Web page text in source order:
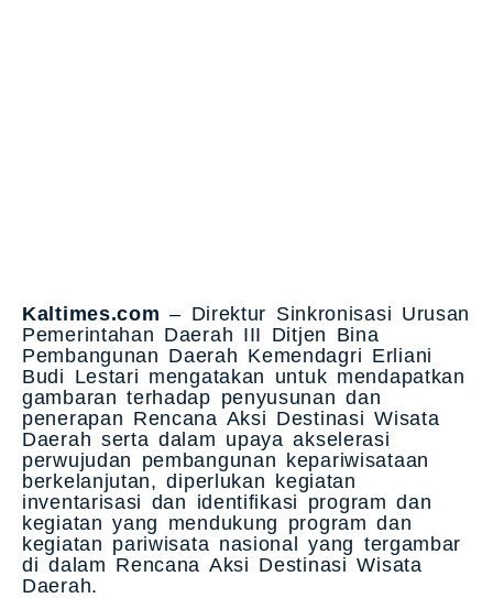
Kaltimes.com – Direktur Sinkronisasi Urusan
Pemerintahan Daerah III Ditjen Bina
Pembangunan Daerah Kemendagri Erliani
Budi Lestari mengatakan untuk mendapatkan
gambaran terhadap penyusunan dan
penerapan Rencana Aksi Destinasi Wisata
Daerah serta dalam upaya akselerasi
perwujudan pembangunan kepariwisataan
berkelanjutan, diperlukan kegiatan
inventarisasi dan identifikasi program dan
kegiatan yang mendukung program dan
kegiatan pariwisata nasional yang tergambar
di dalam Rencana Aksi Destinasi Wisata
Daerah.